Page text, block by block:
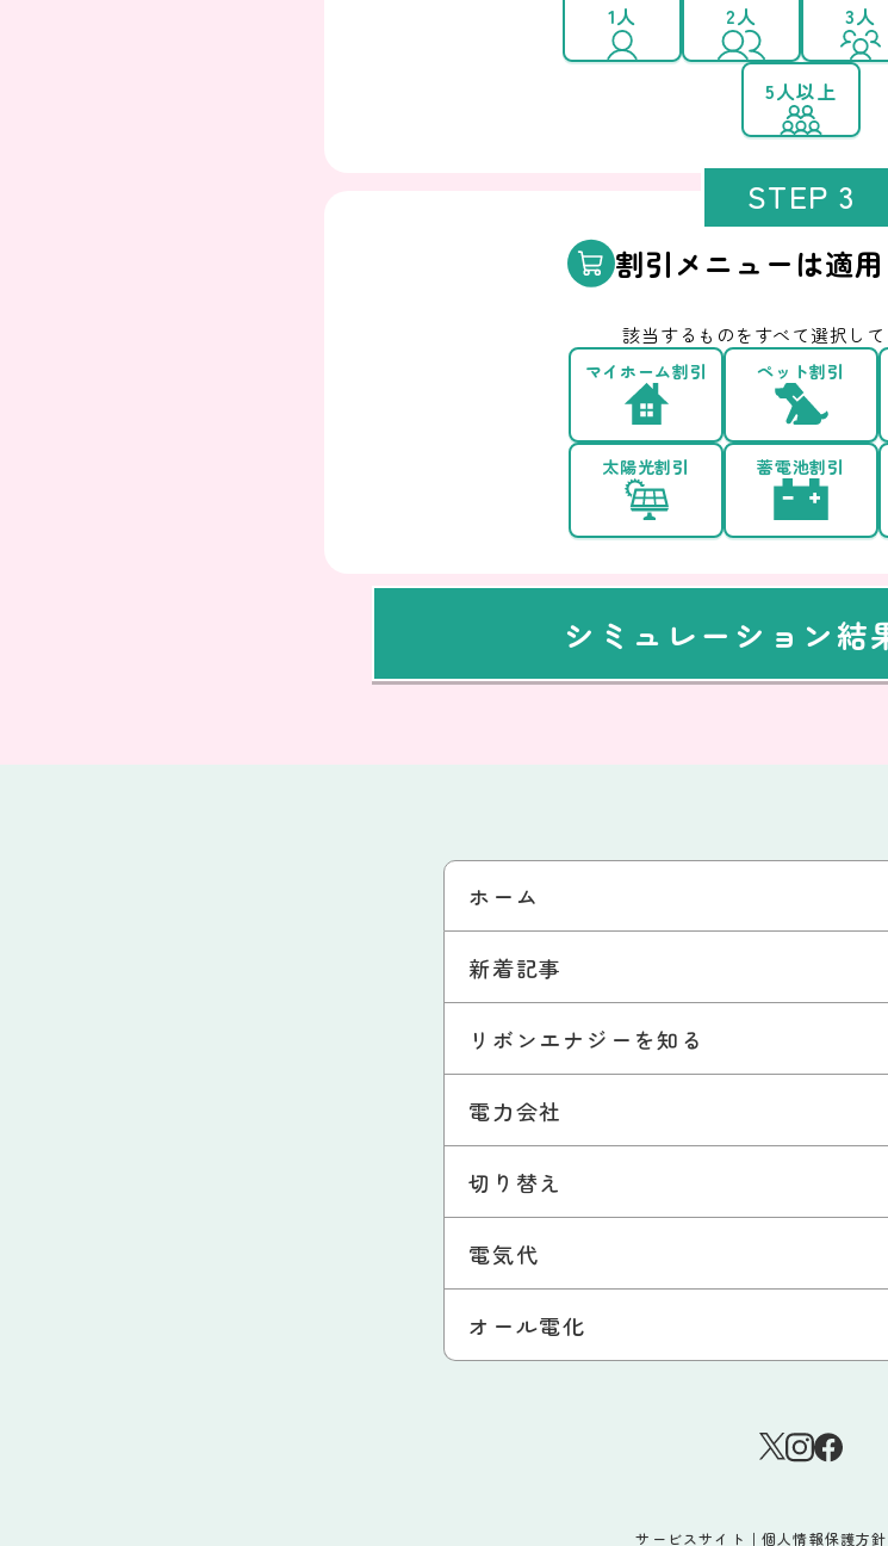
1人 2人 3人
5人以上
STEP 3
割引メニューは適
該当するものをすべて選択して
マイホーム割引 ペット割引
太陽光割引 蓄電池割引
シミュレーション結
ホーム
新着記事
リボンエナジーを知る
電力会社
切り替え
電気代
オール電化
サービスサイト ｜ 個人情報保護方針